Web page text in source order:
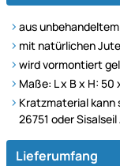
aus
mit natürlichen
wird vormontiert
Maße: L x B x H: 50
Kratzmaterial kann
26751 oder
Lieferumfang